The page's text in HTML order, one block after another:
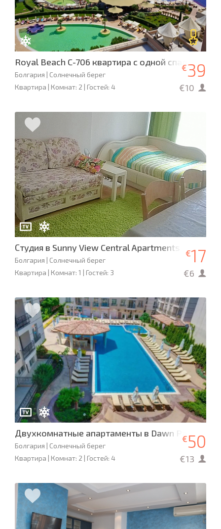
Royal Beach C-706 квартира с одной спальней
Болгария | Солнечный берег
Квартира | Комнат: 2 | Гостей: 4
€39
€10
Студия в Sunny View Central Apartments
Болгария | Солнечный берег
Квартира | Комнат: 1 | Гостей: 3
€17
€6
Двухкомнатные апартаменты в Dawn Park,
Болгария | Солнечный берег
Квартира | Комнат: 2 | Гостей: 4
€50
€13